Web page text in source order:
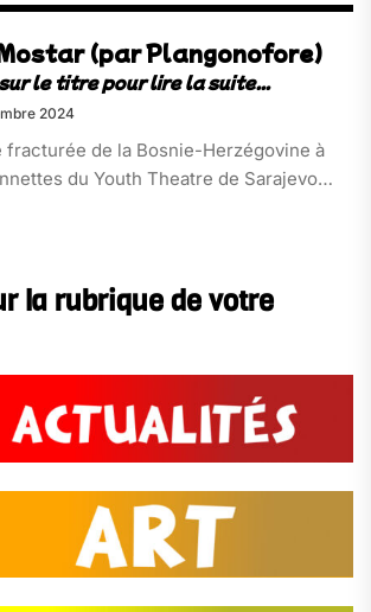
(par Plangonofore)
2024
fracturée de la Bosnie-Herzégovine à
du Youth Theatre de Sarajevo…
la rubrique de votre